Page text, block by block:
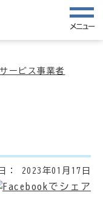
メニュー
ービス事業者
： 2023年01月17日